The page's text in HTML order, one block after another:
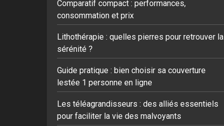
Comparatif compact : performances,
consommation et prix
Lithothérapie : quelles pierres pour retrouver la
sérénité ?
Guide pratique : bien choisir sa couverture
lestée 1 personne en ligne
Les téléagrandisseurs : des alliés essentiels
pour faciliter la vie des malvoyants